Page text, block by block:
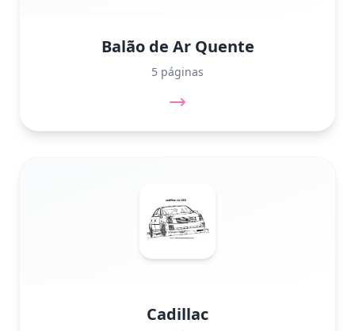
Balão de Ar Quente
5 páginas
Cadillac